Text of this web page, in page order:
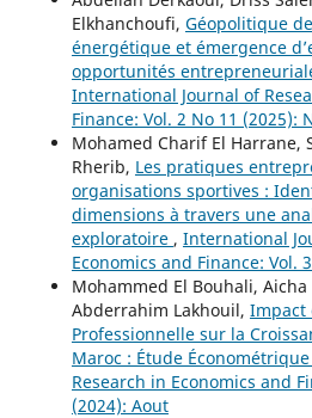
Elkhanchoufi, Géopolitique
énergétique et émergence
opportunités
International Journal of
Finance: Vol. 2 No 11 (2025):
Mohamed Charif El Harrane,
Rherib, Les pratiques
organisations sportives :
dimensions à travers une
exploratoire , International
Economics and Finance: Vol.
Mohammed El Bouhali,
Abderrahim Lakhouil, Impact
Professionnelle sur la
Maroc : Étude Économétrique
Research in Economics and
(2024): Aout